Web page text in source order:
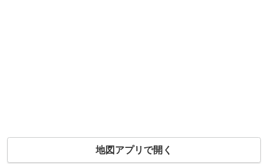
地図アプリで開く